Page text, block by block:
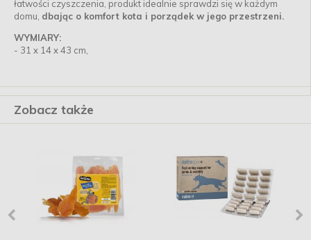
łatwości czyszczenia, produkt idealnie sprawdzi się w każdym
domu, dbając o komfort kota i porządek w jego przestrzeni.
WYMIARY:
- 31 x 14 x 43 cm,
Zobacz także